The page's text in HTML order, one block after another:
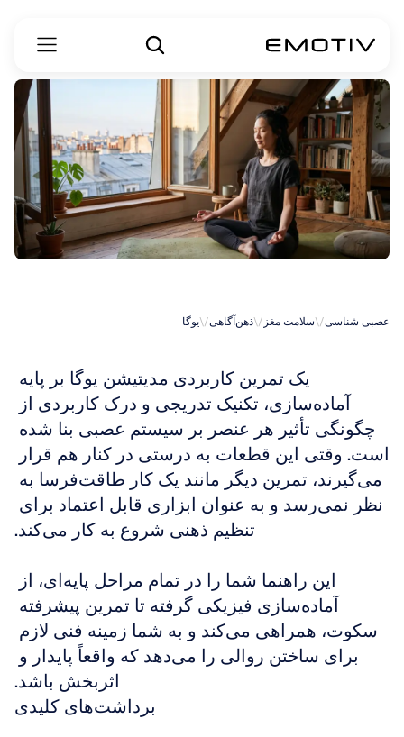
عصبی شناسی\/سلامت مغز \/ذهن‌آگاهی \/یوگا
تنظیم ذهنی شروع به کار می‌کند.
اثربخش باشد.
برداشت‌های کلیدی